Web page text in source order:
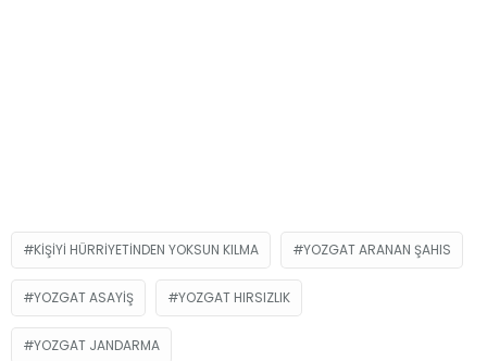
KIŞIYI HÜRRIYETINDEN YOKSUN KILMA YOZGAT ARANAN ŞAHIS
YOZGAT ASAYIŞ YOZGAT HIRSIZLIK
YOZGAT JANDARMA